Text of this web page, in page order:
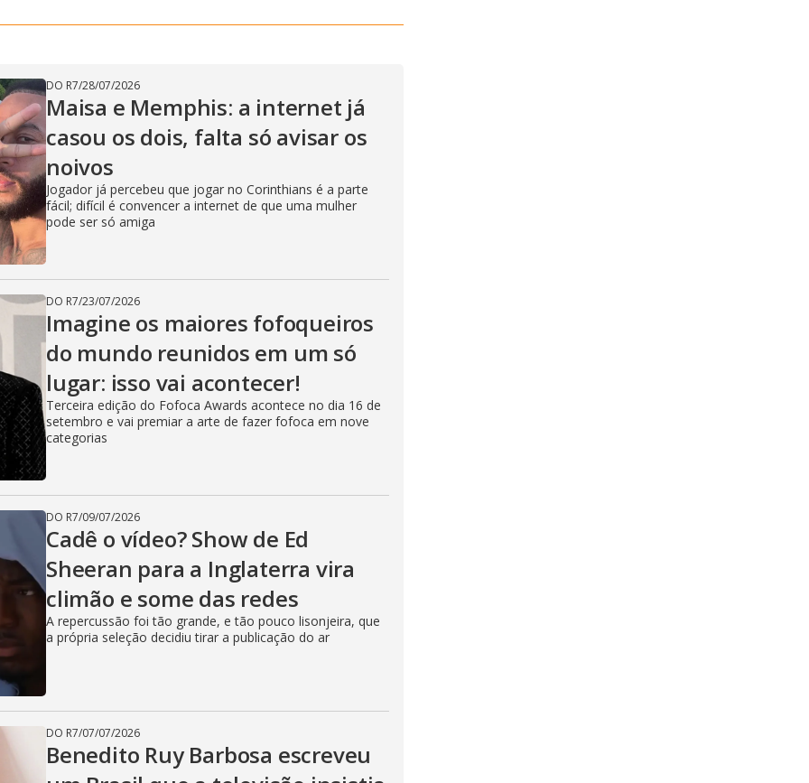
DO R7/28/07/2026
Maisa e Memphis: a internet já
casou os dois, falta só avisar os
noivos
Jogador já percebeu que jogar no Corinthians é a parte
fácil; difícil é convencer a internet de que uma mulher
pode ser só amiga
DO R7/23/07/2026
Imagine os maiores fofoqueiros
do mundo reunidos em um só
lugar: isso vai acontecer!
Terceira edição do Fofoca Awards acontece no dia 16 de
setembro e vai premiar a arte de fazer fofoca em nove
categorias
DO R7/09/07/2026
Cadê o vídeo? Show de Ed
Sheeran para a Inglaterra vira
climão e some das redes
A repercussão foi tão grande, e tão pouco lisonjeira, que
a própria seleção decidiu tirar a publicação do ar
DO R7/07/07/2026
Benedito Ruy Barbosa escreveu